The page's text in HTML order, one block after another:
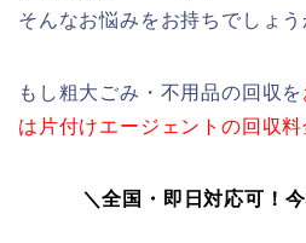
そんなお悩みをお持ちでしょう
もし粗大ごみ・不用品の回収を
は片付けエージェントの回収料
＼全国・即日対応可！